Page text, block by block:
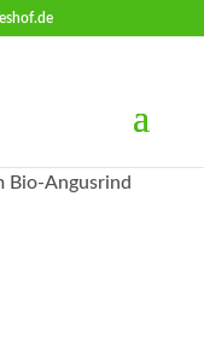
Bio-Angusrind